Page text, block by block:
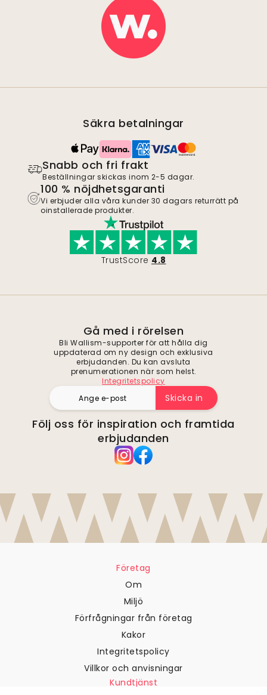
Säkra betalningar
Snabb och fri frakt
Beställningar skickas inom 2-5 dagar.
100 % nöjdhetsgaranti
Vi erbjuder alla våra kunder 30 dagars returrätt på
oinstallerade produkter.
TrustScore 4.8
Gå med i rörelsen
Bli Wallism-supporter för att hålla dig
uppdaterad om ny design och exklusiva
erbjudanden. Du kan avsluta
prenumerationen när som helst.
Integritetspolicy
Skicka in
Följ oss för inspiration och framtida
erbjudanden
Företag
Om
Miljö
Förfrågningar från företag
Kakor
Integritetspolicy
Villkor och anvisningar
Kundtjänst